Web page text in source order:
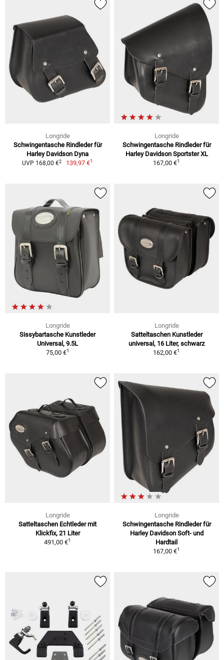
Longride
Schwingentasche Rindleder für
Harley Davidson Dyna
UVP 168,00 €2 139,97 €1
Longride
Schwingentasche Rindleder für
Harley Davidson Sportster XL
167,00 €1
Longride
Sissybartasche Kunstleder
Universal, 9.5L
75,00 €1
Longride
Satteltaschen Kunstleder
universal, 16 Liter, schwarz
162,00 €1
Longride
Satteltaschen Echtleder mit
Klickfix, 21 Liter
491,00 €1
Longride
Schwingentasche Rindleder für
Harley Davidson Soft- und
Hardtail
167,00 €1